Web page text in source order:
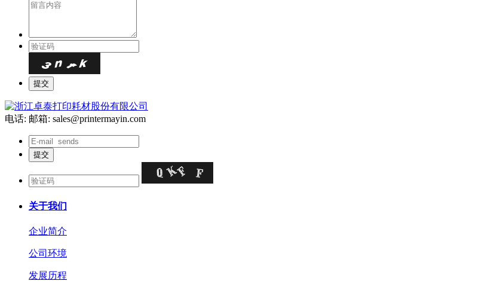
电话: 邮箱: sales@printermayin.com
关于我们
企业简介
公司环境
发展历程